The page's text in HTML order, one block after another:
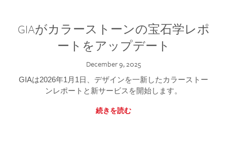
GIAがカラーストーンの宝石学レポ
ートをアップデート
December 9, 2025
GIAは2026年1月1日、デザインを一新したカラーストー
ンレポートと新サービスを開始します。
続きを読む